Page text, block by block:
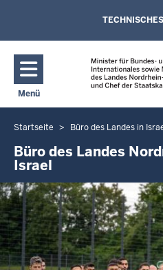
Direkt
Navigation
Menü
Navigation aktivieren/deaktivieren:
Sie
befinden
sich
hier
Startseite Büro des Landes in
Büro des Landes
Israel